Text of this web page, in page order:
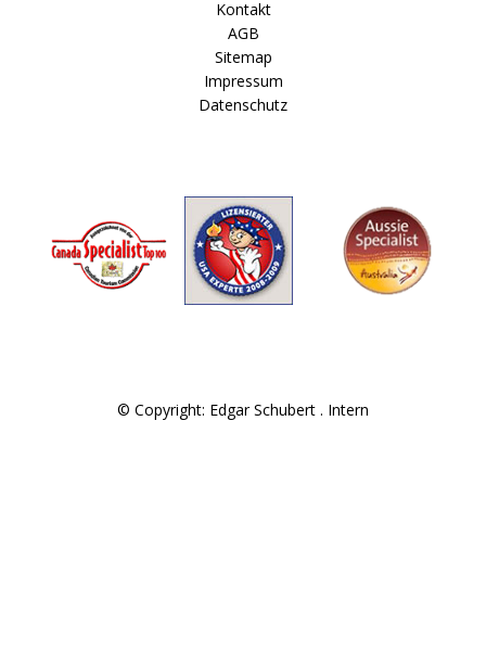
Kontakt
AGB
Sitemap
Impressum
Datenschutz
© Copyright: Edgar Schubert . Intern